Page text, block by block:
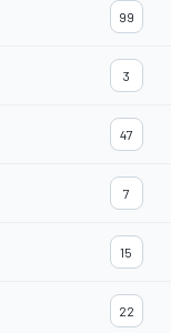
99
3
47
7
15
22